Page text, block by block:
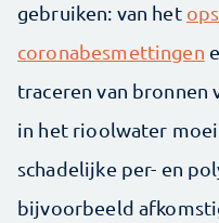
gebruiken: van het
coronabesmettingen
traceren van bronnen
in het rioolwater
schadelijke per- en
bijvoorbeeld